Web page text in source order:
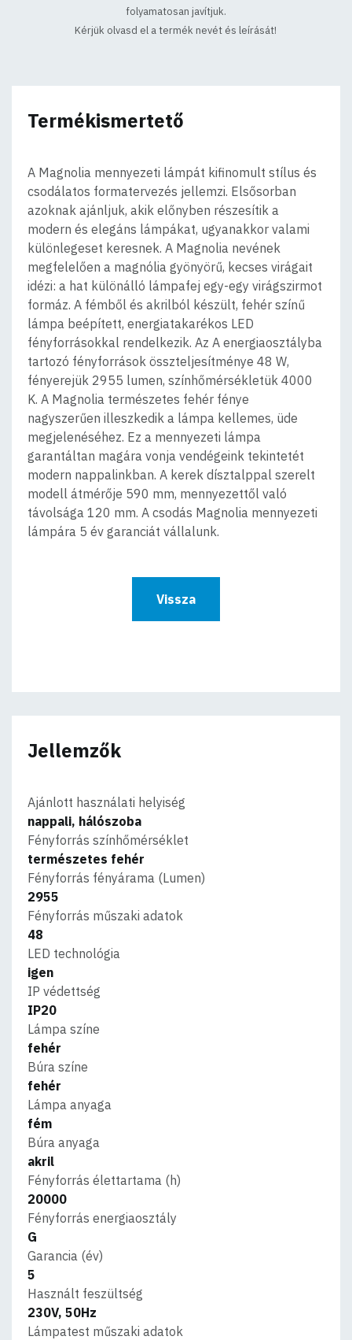
folyamatosan javítjuk.
Kérjük olvasd el a termék nevét és leírását!
Termékismertető
A Magnolia mennyezeti lámpát kifinomult stílus és
csodálatos formatervezés jellemzi. Elsősorban
azoknak ajánljuk, akik előnyben részesítik a
modern és elegáns lámpákat, ugyanakkor valami
különlegeset keresnek. A Magnolia nevének
megfelelően a magnólia gyönyörű, kecses virágait
idézi: a hat különálló lámpafej egy-egy virágszirmot
formáz. A fémből és akrilból készült, fehér színű
lámpa beépített, energiatakarékos LED
fényforrásokkal rendelkezik. Az A energiaosztályba
tartozó fényforrások összteljesítménye 48 W,
fényerejük 2955 lumen, színhőmérsékletük 4000
K. A Magnolia természetes fehér fénye
nagyszerűen illeszkedik a lámpa kellemes, üde
megjelenéséhez. Ez a mennyezeti lámpa
garantáltan magára vonja vendégeink tekintetét
modern nappalinkban. A kerek dísztalppal szerelt
modell átmérője 590 mm, mennyezettől való
távolsága 120 mm. A csodás Magnolia mennyezeti
lámpára 5 év garanciát vállalunk.
Vissza
Jellemzők
Ajánlott használati helyiség
nappali, hálószoba
Fényforrás színhőmérséklet
természetes fehér
Fényforrás fényárama (Lumen)
2955
Fényforrás műszaki adatok
48
LED technológia
igen
IP védettség
IP20
Lámpa színe
fehér
Búra színe
fehér
Lámpa anyaga
fém
Búra anyaga
akril
Fényforrás élettartama (h)
20000
Fényforrás energiaosztály
G
Garancia (év)
5
Használt feszültség
230V, 50Hz
Lámpatest műszaki adatok